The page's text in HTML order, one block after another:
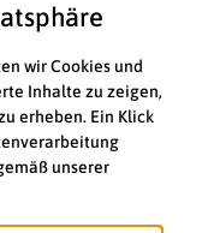
wir Cookies und
Inhalte zu zeigen,
erheben. Ein Klick
unserer